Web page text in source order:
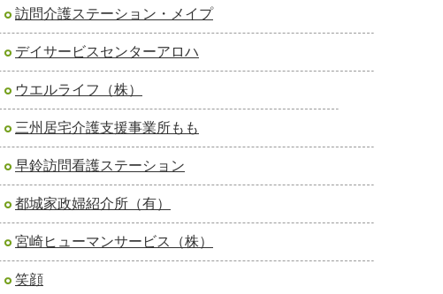
訪問介護ステーション・メイプ
デイサービスセンターアロハ
ウエルライフ（株）
三州居宅介護支援事業所もも
早鈴訪問看護ステーション
都城家政婦紹介所（有）
宮崎ヒューマンサービス（株）
笑顔